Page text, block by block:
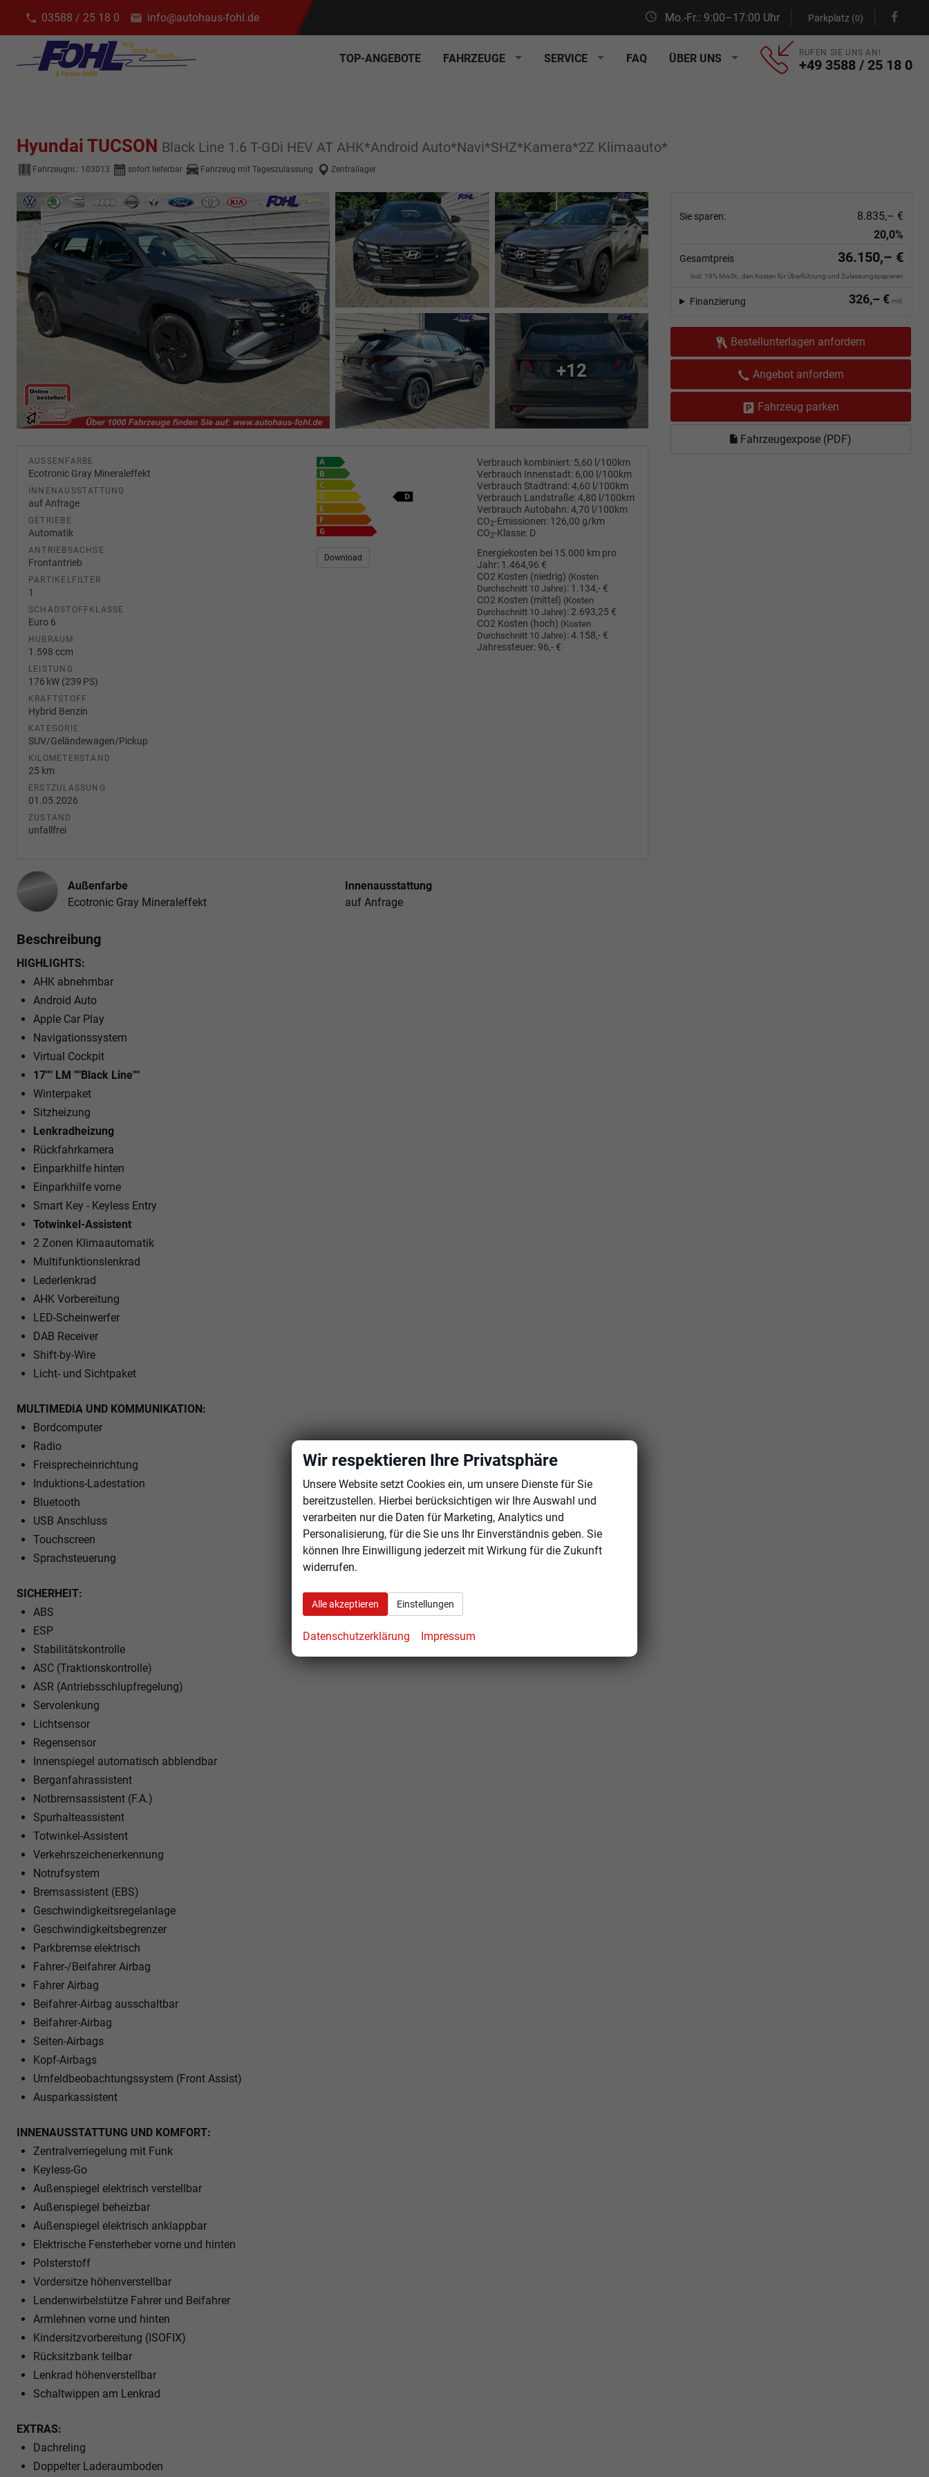
03588 / 25 18 0 info@autohaus-fohl.de Mo.-Fr.: 9:00–17:00 Uhr Parkplatz (0)
TOP-ANGEBOTE FAHRZEUGE SERVICE FAQ ÜBER UNS RUFEN SIE UNS AN!
+49 3588 / 25 18 0
Hyundai TUCSON Black Line 1.6 T-GDi HEV AT AHK*Android Auto*Navi*SHZ*Kamera*2Z Klimaauto*
Fahrzeugnr.: 103013 sofort lieferbar Fahrzeug mit Tageszulassung Zentrallager
Sie sparen:
8.835,– €
20,0%
Gesamtpreis 36.150,– €
incl. 19% MwSt., den Kosten für Überführung und Zulassungspapieren
326,– € mtl.
Finanzierung
Bestellunterlagen anfordern
Angebot anfordern
Fahrzeug parken
Fahrzeugexpose (PDF)
+12
AUSSENFARBE
Ecotronic Gray Mineraleffekt
INNENAUSSTATTUNG
auf Anfrage
GETRIEBE
Automatik
ANTRIEBSACHSE
Frontantrieb
PARTIKELFILTER
1
SCHADSTOFFKLASSE
Euro 6
HUBRAUM
1.598 ccm
LEISTUNG
176 kW (239 PS)
KRAFTSTOFF
Hybrid Benzin
KATEGORIE
SUV/Geländewagen/Pickup
KILOMETERSTAND
25 km
ERSTZULASSUNG
01.05.2026
ZUSTAND
unfallfrei
Verbrauch kombiniert: 5,60 l/100km
Verbrauch Innenstadt: 6,00 l/100km
Verbrauch Stadtrand:4,60 l/100km
Verbrauch Landstraße:4,80 l/100km
Verbrauch Autobahn:4,70 l/100km
CO2-Emissionen: 126,00 g/km
CO2-Klasse: D
Download
Energiekosten bei 15.000 km pro
Jahr: 1.464,96 €
CO2 Kosten (niedrig) (Kosten
Durchschnitt 10 Jahre): 1.134,- €
CO2 Kosten (mittel) (Kosten
Durchschnitt 10 Jahre): 2.693,25 €
CO2 Kosten (hoch) (Kosten
Durchschnitt 10 Jahre):4.158,- €
Jahressteuer: 96,- €
Außenfarbe
Ecotronic Gray Mineraleffekt
Innenausstattung
auf Anfrage
Beschreibung
HIGHLIGHTS:
AHK abnehmbar
Android Auto
Apple Car Play
Navigationssystem
Virtual Cockpit
17"" LM ""Black Line""
Winterpaket
Sitzheizung
Lenkradheizung
Rückfahrkamera
Einparkhilfe hinten
Einparkhilfe vorne
Smart Key - Keyless Entry
Totwinkel-Assistent
2 Zonen Klimaautomatik
Multifunktionslenkrad
Lederlenkrad
AHK Vorbereitung
LED-Scheinwerfer
DAB Receiver
Shift-by-Wire
Licht- und Sichtpaket
MULTIMEDIA UND KOMMUNIKATION:
Bordcomputer
Radio
Freisprecheinrichtung
Induktions-Ladestation
Bluetooth
USB Anschluss
Touchscreen
Sprachsteuerung
SICHERHEIT:
ABS
ESP
Stabilitätskontrolle
ASC (Traktionskontrolle)
ASR (Antriebsschlupfregelung)
Servolenkung
Lichtsensor
Regensensor
Innenspiegel automatisch abblendbar
Berganfahrassistent
Notbremsassistent (F.A.)
Spurhalteassistent
Totwinkel-Assistent
Verkehrszeichenerkennung
Notrufsystem
Bremsassistent (EBS)
Geschwindigkeitsregelanlage
Geschwindigkeitsbegrenzer
Parkbremse elektrisch
Fahrer-/Beifahrer Airbag
Fahrer Airbag
Beifahrer-Airbag ausschaltbar
Beifahrer-Airbag
Seiten-Airbags
Kopf-Airbags
Umfeldbeobachtungssystem (Front Assist)
Ausparkassistent
INNENAUSSTATTUNG UND KOMFORT:
Zentralverriegelung mit Funk
Keyless-Go
Außenspiegel elektrisch verstellbar
Außenspiegel beheizbar
Außenspiegel elektrisch anklappbar
Elektrische Fensterheber vorne und hinten
Polsterstoff
Vordersitze höhenverstellbar
Lendenwirbelstütze Fahrer und Beifahrer
Armlehnen vorne und hinten
Kindersitzvorbereitung (ISOFIX)
Rücksitzbank teilbar
Lenkrad höhenverstellbar
Schaltwippen am Lenkrad
EXTRAS:
Dachreling
Doppelter Laderaumboden
Wir respektieren Ihre Privatsphäre
Unsere Website setzt Cookies ein, um unsere Dienste für Sie
bereitzustellen. Hierbei berücksichtigen wir Ihre Auswahl und
verarbeiten nur die Daten für Marketing, Analytics und
Personalisierung, für die Sie uns Ihr Einverständnis geben. Sie
können Ihre Einwilligung jederzeit mit Wirkung für die Zukunft
widerrufen.
Alle akzeptieren Einstellungen
Datenschutzerklärung Impressum